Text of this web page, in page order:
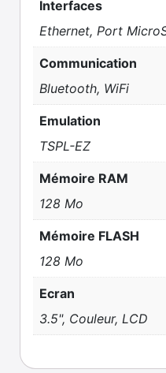
Interfaces
Ethernet, Port
Communication
Bluetooth, WiFi
Emulation
TSPL-EZ
Mémoire RAM
128 Mo
Mémoire FLASH
128 Mo
Ecran
3.5", Couleur, LCD